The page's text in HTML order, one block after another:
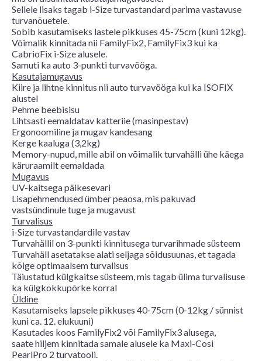
Sellele lisaks tagab i-Size turvastandard parima vastavuse
turvanõuetele.
Sobib kasutamiseks lastele pikkuses 45-75cm (kuni 12kg).
Võimalik kinnitada nii FamilyFix2, FamilyFix3 kui ka
CabrioFix i-Size alusele.
Samuti ka auto 3-punkti turvavööga.
Kasutajamugavus
Kiire ja lihtne kinnitus nii auto turvavööga kui ka ISOFIX
alustel
Pehme beebisisu
Lihtsasti eemaldatav katteriie (masinpestav)
Ergonoomiline ja mugav kandesang
Kerge kaaluga (3,2kg)
Memory-nupud, mille abil on võimalik turvahälli ühe käega
käruraamilt eemaldada
Mugavus
UV-kaitsega päikesevari
Lisapehmendused ümber peaosa, mis pakuvad
vastsündinule tuge ja mugavust
Turvalisus
i-Size turvastandardile vastav
Turvahällil on 3-punkti kinnitusega turvarihmade süsteem
Turvahäll asetatakse alati seljaga sõidusuunas, et tagada
kõige optimaalsem turvalisus
Täiustatud külgkaitse süsteem, mis tagab ülima turvalisuse
ka külgkokkupõrke korral
Üldine
Kasutamiseks lapsele pikkuses 40-75cm (0-12kg / sünnist
kuni ca. 12. elukuuni)
Kasutades koos FamilyFix2 või FamilyFix3 alusega,
saate hiljem kinnitada samale alusele ka Maxi-Cosi
PearlPro 2 turvatooli.